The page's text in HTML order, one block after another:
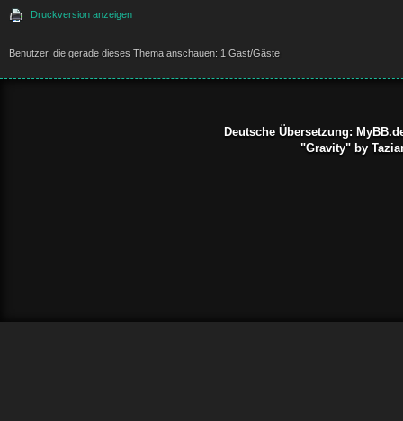
Druckversion anzeigen
Benutzer, die gerade dieses Thema anschauen: 1 Gast/Gäste
Deutsche Übersetzung:
"Gravity" by